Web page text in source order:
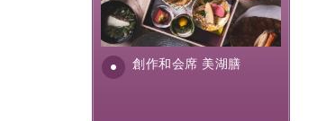
創作和会席 美湖膳
提供する為に料理長・神原 裕
明が考え出した創作和会席で
す。美しい諏訪湖の幸...